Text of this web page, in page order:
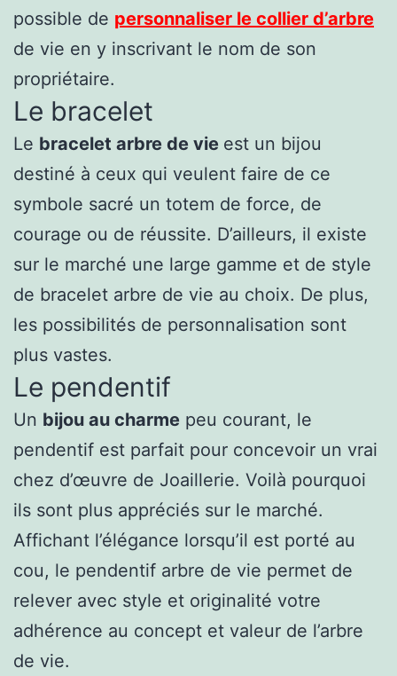
possible de personnaliser le collier d’arbre
de vie en y inscrivant le nom de son
propriétaire.
Le bracelet
Le bracelet arbre de vie est un bijou
destiné à ceux qui veulent faire de ce
symbole sacré un totem de force, de
courage ou de réussite. D’ailleurs, il existe
sur le marché une large gamme et de style
de bracelet arbre de vie au choix. De plus,
les possibilités de personnalisation sont
plus vastes.
Le pendentif
Un bijou au charme peu courant, le
pendentif est parfait pour concevoir un vrai
chez d’œuvre de Joaillerie. Voilà pourquoi
ils sont plus appréciés sur le marché.
Affichant l’élégance lorsqu’il est porté au
cou, le pendentif arbre de vie permet de
relever avec style et originalité votre
adhérence au concept et valeur de l’arbre
de vie.